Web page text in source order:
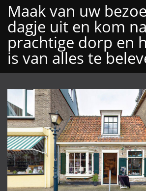
Maak van uw
dagje uit en kom
prachtige dorp en
is van alles te